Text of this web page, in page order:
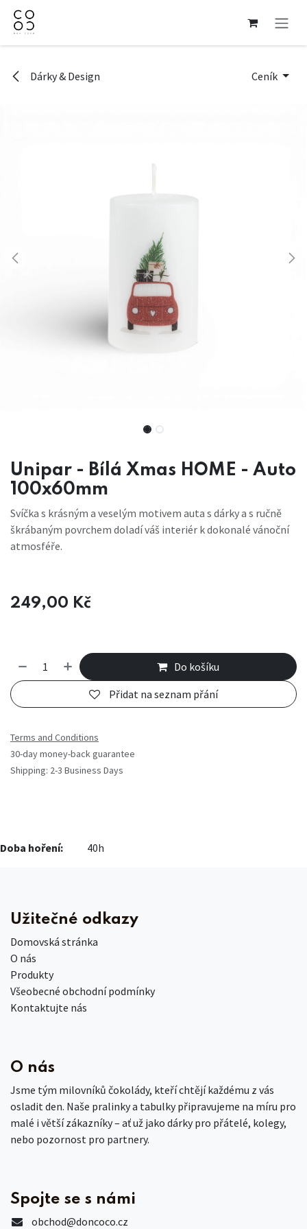
Přejít na obsah
Dárky & Design Ceník
Unipar - Bílá Xmas HOME - Auto
100x60mm
Svíčka s krásným a veselým motivem auta s dárky a s ručně
škrábaným povrchem doladí váš interiér k dokonalé vánoční
atmosféře.
249,00 Kč
Do košíku
Přidat na seznam přání
Terms and Conditions
30-day money-back guarantee
Shipping: 2-3 Business Days
Doba hoření: ​40h
Užitečné odkazy
Domovská stránka
O nás
Produkty
Všeobecné obchodní podmínky
Kontaktujte nás
O nás
Jsme tým milovníků čokolády, kteří chtějí každému z vás
osladit den. Naše pralinky a tabulky připravujeme na míru pro
malé i větší zákazníky – ať už jako dárky pro přátelé, kolegy,
nebo pozornost pro partnery.
Spojte se s námi
obchod@doncoco.cz